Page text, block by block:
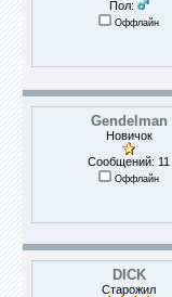
Пол:
Оффлайн
Gendelman
Новичок
Сообщений: 11
Оффлайн
DICK
Старожил